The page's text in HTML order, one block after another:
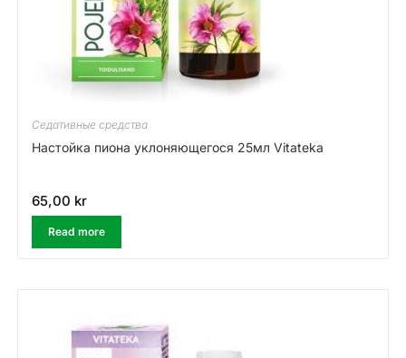
Седативные средства
Настойка пиона уклоняющегося 25мл Vitateka
65,00 kr
Read more